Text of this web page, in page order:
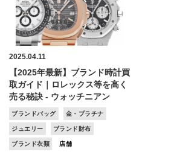
2025.04.11
【2025年最新】ブランド時計買
取ガイド｜ロレックス等を高く
売る秘訣 - ウォッチニアン
ブランドバッグ 金・プラチナ
ジュエリー ブランド財布
ブランド衣類 店舗